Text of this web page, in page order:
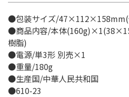
●包装サイズ/
●商品内容/本体
樹脂)
●電源/単3形 別売×1
●重量/180g
●生産国/中華人民共和国
●610-23